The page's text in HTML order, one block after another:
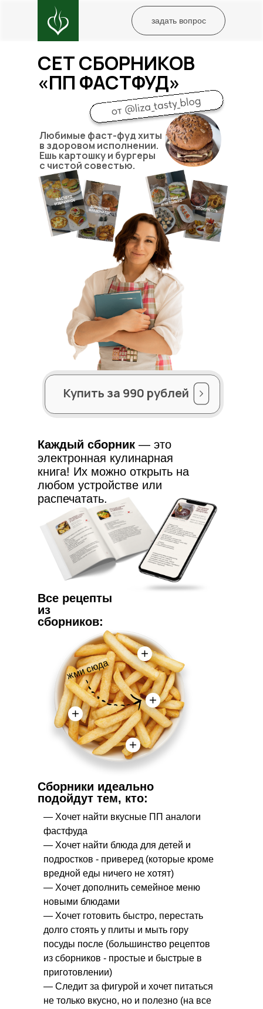
задать вопрос
СЕТ СБОРНИКОВ
«ПП ФАСТФУД»
Любимые фаст-фуд хиты
в здоровом исполнении.
Ешь картошку и бургеры
с чистой совестью.
Купить за 990 рублей
Каждый сборник — это
электронная кулинарная
книга! Их можно открыть на
любом устройстве или
распечатать.
Все рецепты
из
сборников:
жми сюда
Сборники идеально
подойдут тем, кто:
— Хочет найти вкусные ПП аналоги
фастфуда
— Хочет найти блюда для детей и
подростков - приверед (которые кроме
вредной еды ничего не хотят)
— Хочет дополнить семейное меню
новыми блюдами
— Хочет готовить быстро, перестать
долго стоять у плиты и мыть гору
посуды после (большинство рецептов
из сборников - простые и быстрые в
приготовлении)
— Следит за фигурой и хочет питаться
не только вкусно, но и полезно (на все